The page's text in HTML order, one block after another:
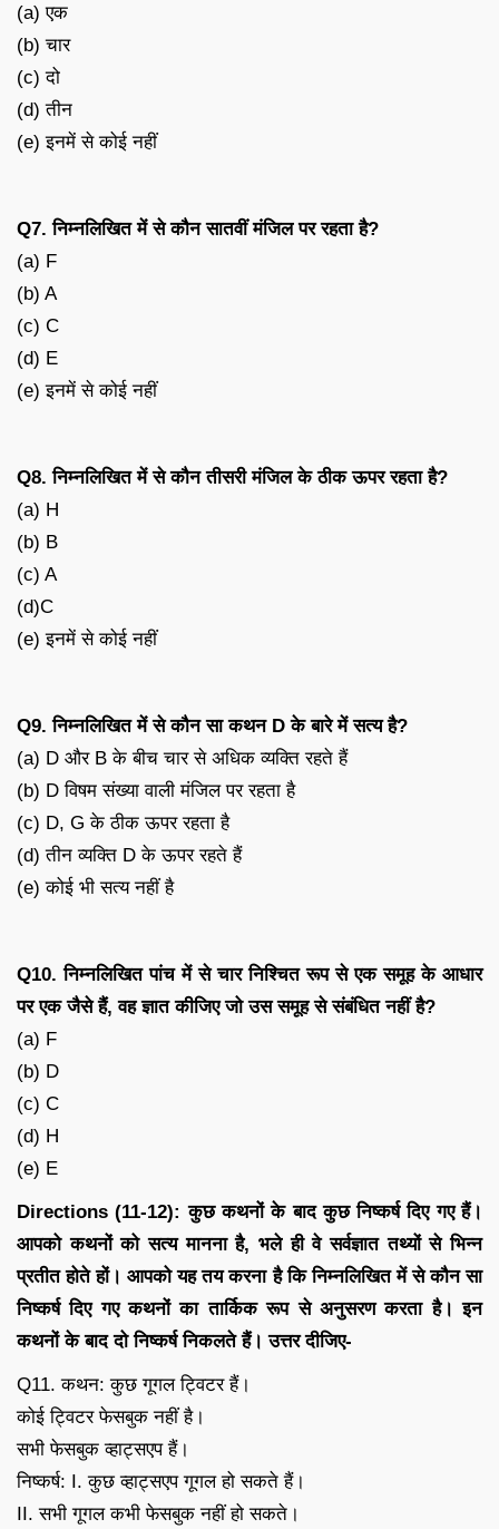
(a) एक
(b) चार
(c) दो
(d) तीन
(e) इनमें से कोई नहीं
Q7. निम्नलिखित में से कौन सातवीं मंजिल पर रहता है?
(a) F
(b) A
(c) C
(d) E
(e) इनमें से कोई नहीं
Q8. निम्नलिखित में से कौन तीसरी मंजिल के ठीक ऊपर रहता है?
(a) H
(b) B
(c) A
(d)C
(e) इनमें से कोई नहीं
Q9. निम्नलिखित में से कौन सा कथन D के बारे में सत्य है?
(a) D और B के बीच चार से अधिक व्यक्ति रहते हैं
(b) D विषम संख्या वाली मंजिल पर रहता है
(c) D, G के ठीक ऊपर रहता है
(d) तीन व्यक्ति D के ऊपर रहते हैं
(e) कोई भी सत्य नहीं है
Q10. निम्नलिखित पांच में से चार निश्चित रूप से एक समूह के आधार
पर एक जैसे हैं, वह ज्ञात कीजिए जो उस समूह से संबंधित नहीं है?
(a) F
(b) D
(c) C
(d) H
(e) E
Directions (11-12): कुछ कथनों के बाद कुछ निष्कर्ष दिए गए हैं।
आपको कथनों को सत्य मानना है, भले ही वे सर्वज्ञात तथ्यों से भिन्न
प्रतीत होते हों। आपको यह तय करना है कि निम्नलिखित में से कौन सा
निष्कर्ष दिए गए कथनों का तार्किक रूप से अनुसरण करता है। इन
कथनों के बाद दो निष्कर्ष निकलते हैं। उत्तर दीजिए-
Q11. कथन: कुछ गूगल ट्विटर हैं।
कोई ट्विटर फेसबुक नहीं है।
सभी फेसबुक व्हाट्सएप हैं।
निष्कर्ष: I. कुछ व्हाट्सएप गूगल हो सकते हैं।
II. सभी गूगल कभी फेसबुक नहीं हो सकते।